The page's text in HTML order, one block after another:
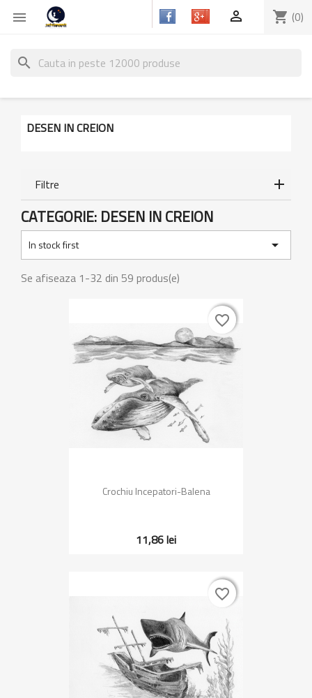
 shopping_cart (0)

search
DESEN IN CREION
Filtre
CATEGORIE: DESEN IN CREION
In stock first

Se afiseaza 1-32 din 59 produs(e)
Crochiu Incepatori-Balena
11,86 lei
favorite_border
favorite_border
favorite_border
favorite_border